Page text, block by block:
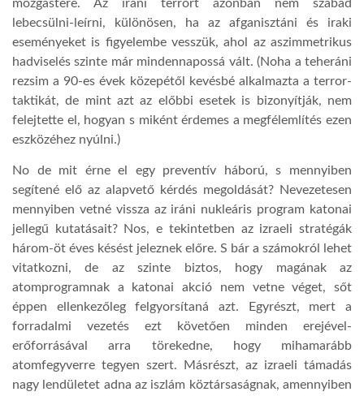
mozgástere. Az iráni terrort azonban nem szabad
lebecsülni-leírni, különösen, ha az afganisztáni és iraki
eseményeket is figyelembe vesszük, ahol az aszimmetrikus
hadviselés szinte már mindennapossá vált. (Noha a teheráni
rezsim a 90-es évek közepétől kevésbé alkalmazta a terror-
taktikát, de mint azt az előbbi esetek is bizonyítják, nem
felejtette el, hogyan s miként érdemes a megfélemlítés ezen
eszközéhez nyúlni.)
No de mit érne el egy preventív háború, s mennyiben
segítené elő az alapvető kérdés megoldását? Nevezetesen
mennyiben vetné vissza az iráni nukleáris program katonai
jellegű kutatásait? Nos, e tekintetben az izraeli stratégák
három-öt éves késést jeleznek előre. S bár a számokról lehet
vitatkozni, de az szinte biztos, hogy magának az
atomprogramnak a katonai akció nem vetne véget, sőt
éppen ellenkezőleg felgyorsítaná azt. Egyrészt, mert a
forradalmi vezetés ezt követően minden erejével-
erőforrásával arra törekedne, hogy mihamarább
atomfegyverre tegyen szert. Másrészt, az izraeli támadás
nagy lendületet adna az iszlám köztársaságnak, amennyiben